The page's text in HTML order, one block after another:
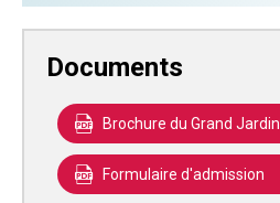
Documents
Brochure du Grand Jardin
Formulaire d'admission